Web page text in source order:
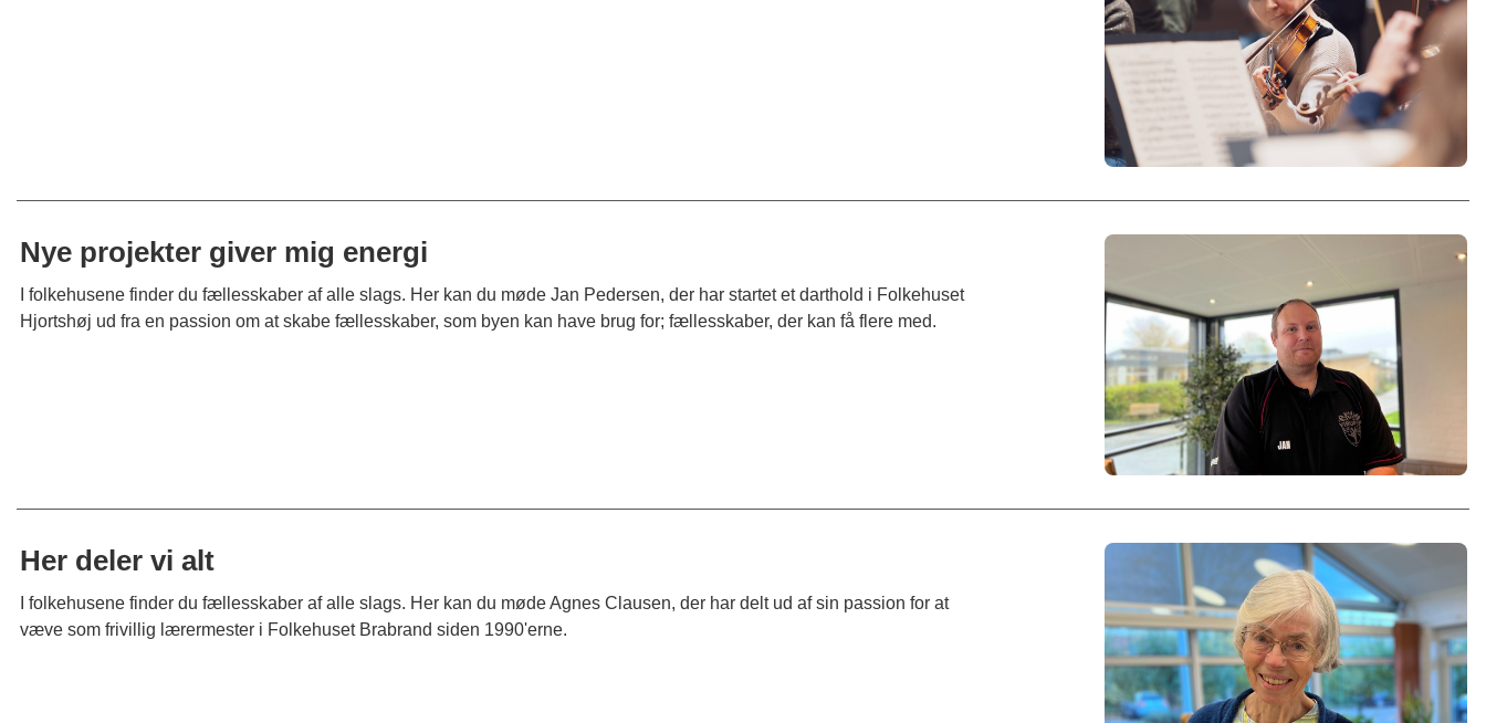
Nye projekter giver mig energi
I folkehusene finder du fællesskaber af alle slags. Her kan du møde Jan Pedersen, der har startet et darthold i Folkehuset
Hjortshøj ud fra en passion om at skabe fællesskaber, som byen kan have brug for; fællesskaber, der kan få flere med.
Her deler vi alt
I folkehusene finder du fællesskaber af alle slags. Her kan du møde Agnes Clausen, der har delt ud af sin passion for at
væve som frivillig lærermester i Folkehuset Brabrand siden 1990'erne.